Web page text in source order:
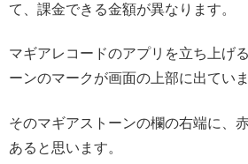
て、課金できる金額が異なります。
マギアレコードのアプリを立ち上げ
ーンのマークが画面の上部に出ていま
そのマギアストーンの欄の右端に、
あると思います。